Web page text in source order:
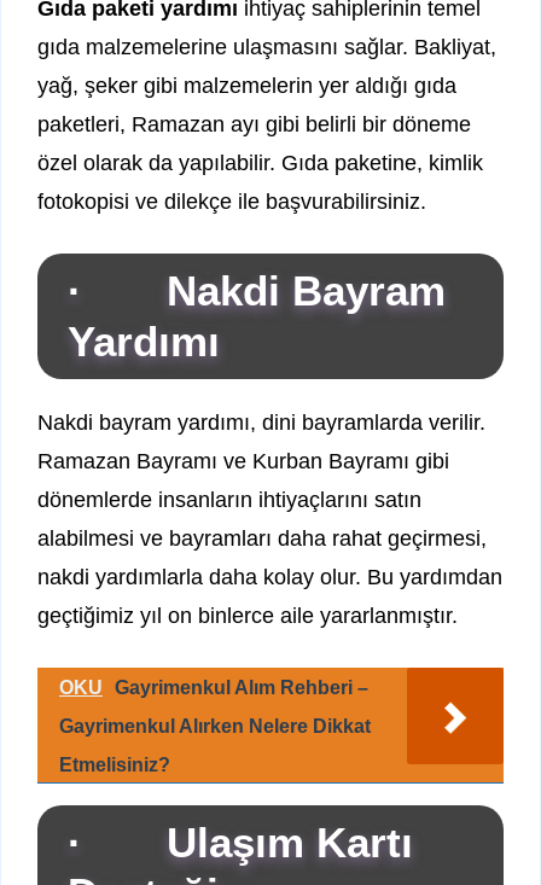
Gıda paketi yardımı ihtiyaç sahiplerinin temel
gıda malzemelerine ulaşmasını sağlar. Bakliyat,
yağ, şeker gibi malzemelerin yer aldığı gıda
paketleri, Ramazan ayı gibi belirli bir döneme
özel olarak da yapılabilir. Gıda paketine, kimlik
fotokopisi ve dilekçe ile başvurabilirsiniz.
· Nakdi Bayram
Yardımı
Nakdi bayram yardımı, dini bayramlarda verilir.
Ramazan Bayramı ve Kurban Bayramı gibi
dönemlerde insanların ihtiyaçlarını satın
alabilmesi ve bayramları daha rahat geçirmesi,
nakdi yardımlarla daha kolay olur. Bu yardımdan
geçtiğimiz yıl on binlerce aile yararlanmıştır.
OKU
Gayrimenkul Alım Rehberi –
Gayrimenkul Alırken Nelere Dikkat
Etmelisiniz?
· Ulaşım Kartı